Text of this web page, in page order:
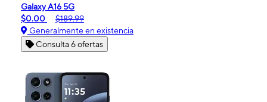
Galaxy A16 5G
$0.00
$189.99
Generalmente en existencia
Consulta 6 ofertas